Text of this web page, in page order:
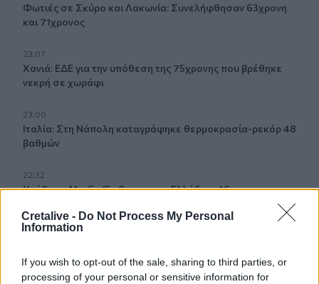
Cretalive - Do Not Process My Personal
Information
If you wish to opt-out of the sale, sharing to third parties, or
processing of your personal or sensitive information for
Φωτιές σε Σκύρο και Λακωνία: Συνελήφθησαν 63χρονη
και 71χρονος
23:07
Χανιά: ΕΔΕ για την υπόθεση της 75χρονης που βρέθηκε
νεκρή σε χωράφι
23:00
Ιταλία: Στη Νάπολη καταγράφηκε θερμοκρασία-ρεκόρ 48
βαθμών
22:32
Υπόθεση Marfin: Έφθασε στην Ελλάδα η 46χρονη
πυρκαγιές